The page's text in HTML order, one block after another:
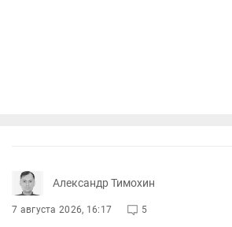
Александр Тимохин
7 августа 2026, 16:17 5